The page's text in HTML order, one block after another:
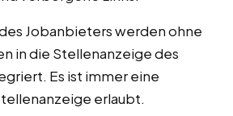
Jobanbieters werden ohne
in die Stellenanzeige des
Es ist immer eine
erlaubt.